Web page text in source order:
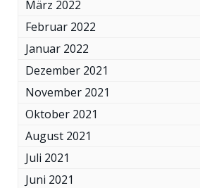
März 2022
Februar 2022
Januar 2022
Dezember 2021
November 2021
Oktober 2021
August 2021
Juli 2021
Juni 2021